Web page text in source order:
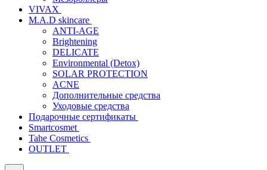
VIVAX
M.A.D skincare
ANTI-AGE
Brightening
DELICATE
Environmental (Detox)
SOLAR PROTECTION
АCNE
Дополнительные средства
Уходовые средства
Подарочные сертификаты
Smartcosmet
Tahe Cosmetics
OUTLET